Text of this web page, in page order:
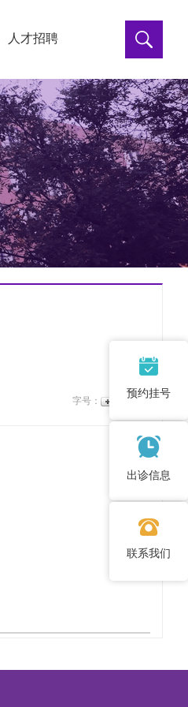
人才招聘
字号：
预约挂号
出诊信息
联系我们